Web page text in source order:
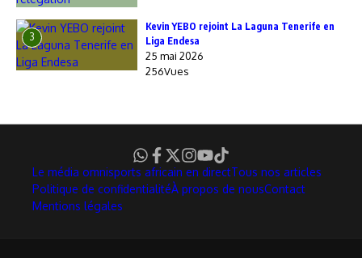
3
Kevin YEBO rejoint La Laguna Tenerife en
Liga Endesa
25 mai 2026
256Vues
Le média omnisports africain en directTous nos articles
Politique de confidentialitéÀ propos de nousContact
Mentions légales